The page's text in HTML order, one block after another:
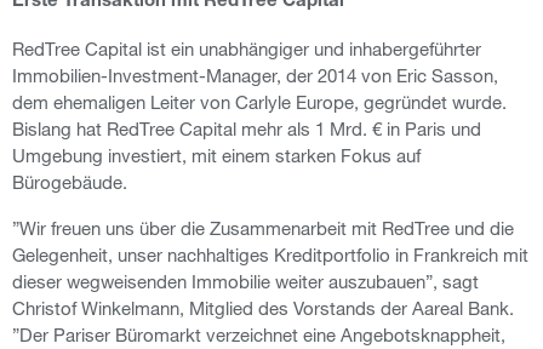
RedTree Capital ist ein unabhängiger und inhabergeführter
Immobilien-Investment-Manager, der 2014 von Eric Sasson,
dem ehemaligen Leiter von Carlyle Europe, gegründet wurde.
Bislang hat RedTree Capital mehr als 1 Mrd. € in Paris und
Umgebung investiert, mit einem starken Fokus auf
Bürogebäude.
”Wir freuen uns über die Zusammenarbeit mit RedTree und die
Gelegenheit, unser nachhaltiges Kreditportfolio in Frankreich mit
dieser wegweisenden Immobilie weiter auszubauen”, sagt
Christof Winkelmann, Mitglied des Vorstands der Aareal Bank.
”Der Pariser Büromarkt verzeichnet eine Angebotsknappheit,